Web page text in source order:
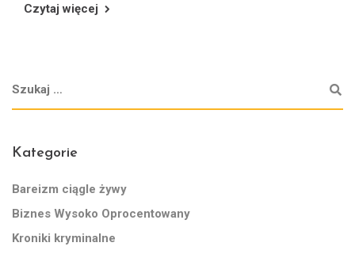
Czytaj więcej
Kategorie
Bareizm ciągle żywy
Biznes Wysoko Oprocentowany
Kroniki kryminalne